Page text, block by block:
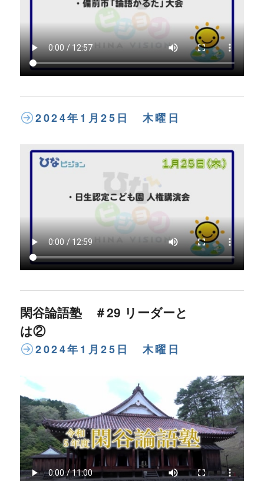
2024年1月25日 木曜日
閑谷論語塾 ＃29 リーダーと
は②
2024年1月25日 木曜日